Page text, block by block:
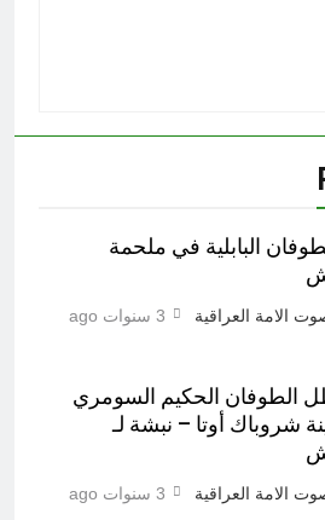
البابلية في ملحمة
الامة العراقية 3 سنوات ago
الطوفان الحكيم السومري
شروباك أوتا – نبشة لـ
الامة العراقية 3 سنوات ago